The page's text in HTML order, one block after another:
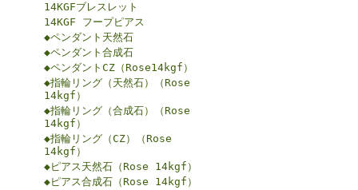
14KGFブレスレット
14KGF フープピアス
◆ペンダント天然石
◆ペンダント合成石
◆ペンダントCZ（Rose14kgf）
◆指輪リング（天然石）（Rose
14kgf）
◆指輪リング（合成石）（Rose
14kgf）
◆指輪リング（CZ）（Rose
14kgf）
◆ピアス天然石（Rose 14kgf）
◆ピアス合成石（Rose 14kgf）